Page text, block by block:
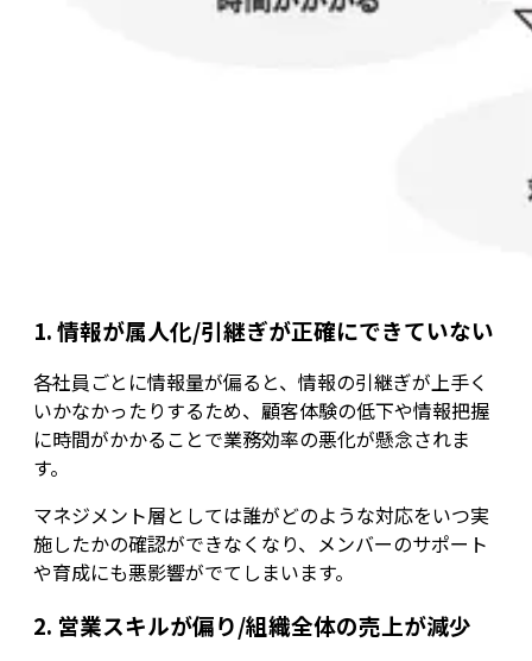
1. 情報が属人化/引継ぎが正確にできていない
各社員ごとに情報量が偏ると、情報の引継ぎが上手く
いかなかったりするため、顧客体験の低下や情報把握
に時間がかかることで業務効率の悪化が懸念されま
す。
マネジメント層としては誰がどのような対応をいつ実
施したかの確認ができなくなり、メンバーのサポート
や育成にも悪影響がでてしまいます。
2. 営業スキルが偏り/組織全体の売上が減少